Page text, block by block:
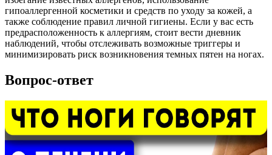
гипоаллергенной косметики и средств по уходу за кожей, а
также соблюдение правил личной гигиены. Если у вас есть
предрасположенность к аллергиям, стоит вести дневник
наблюдений, чтобы отслеживать возможные триггеры и
минимизировать риск возникновения темных пятен на ногах.
Вопрос-ответ